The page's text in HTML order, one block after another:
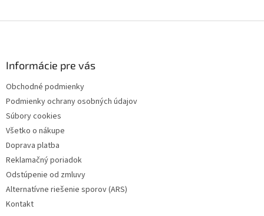
Informácie pre vás
Obchodné podmienky
Podmienky ochrany osobných údajov
Súbory cookies
Všetko o nákupe
Doprava platba
Reklamačný poriadok
Odstúpenie od zmluvy
Alternatívne riešenie sporov (ARS)
Kontakt